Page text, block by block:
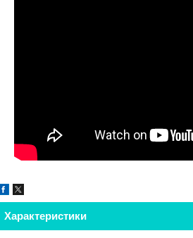
Характеристики